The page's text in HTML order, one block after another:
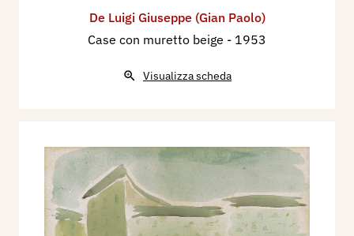
De Luigi Giuseppe (Gian Paolo)
Case con muretto beige - 1953
Visualizza scheda